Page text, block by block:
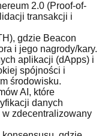
2.0 (Proof-of-
transakcji i
gdzie Beacon
i jego nagrody/kary.
aplikacji (dApps) i
spójności i
środowisku.
AI, które
danych
zdecentralizowany